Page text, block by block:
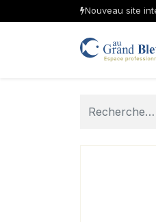
Nouveau site